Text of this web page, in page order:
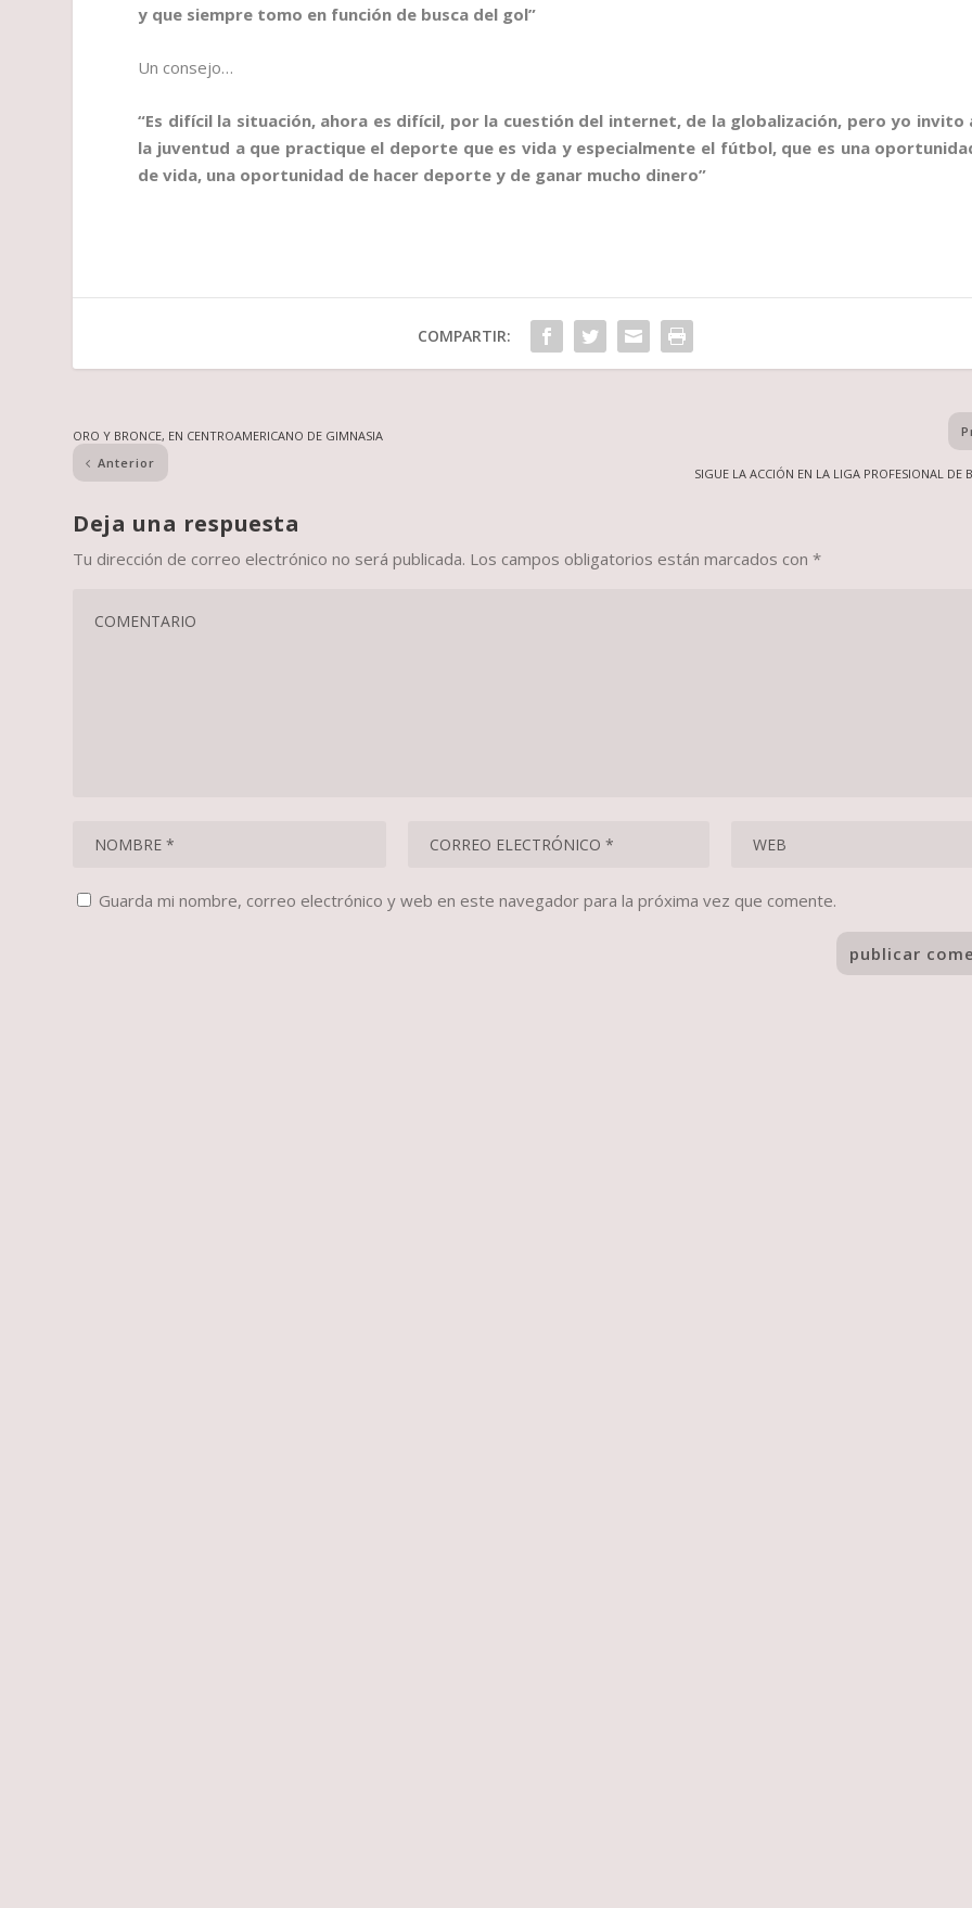
y que siempre tomo en función de busca del gol”
Un consejo…
“Es difícil la situación, ahora es difícil, por la cuestión del internet, de la globalización, pero yo invito
la juventud a que practique el deporte que es vida y especialmente el fútbol, que es una
de vida, una oportunidad de hacer deporte y de ganar mucho dinero”
COMPARTIR:
ORO Y BRONCE, EN CENTROAMERICANO DE GIMNASIA
Anterior
SIGUE LA ACCIÓN EN LA LIGA PROFESIONAL DE
Deja una respuesta
Tu dirección de correo electrónico no será publicada. Los campos obligatorios están marcados con*
Guarda mi nombre, correo electrónico y web en este navegador para la próxima vez que comente.